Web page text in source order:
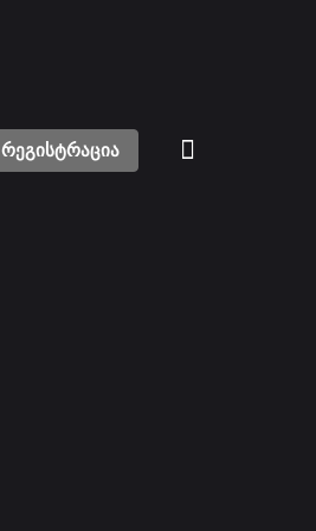
რეგისტრაცია